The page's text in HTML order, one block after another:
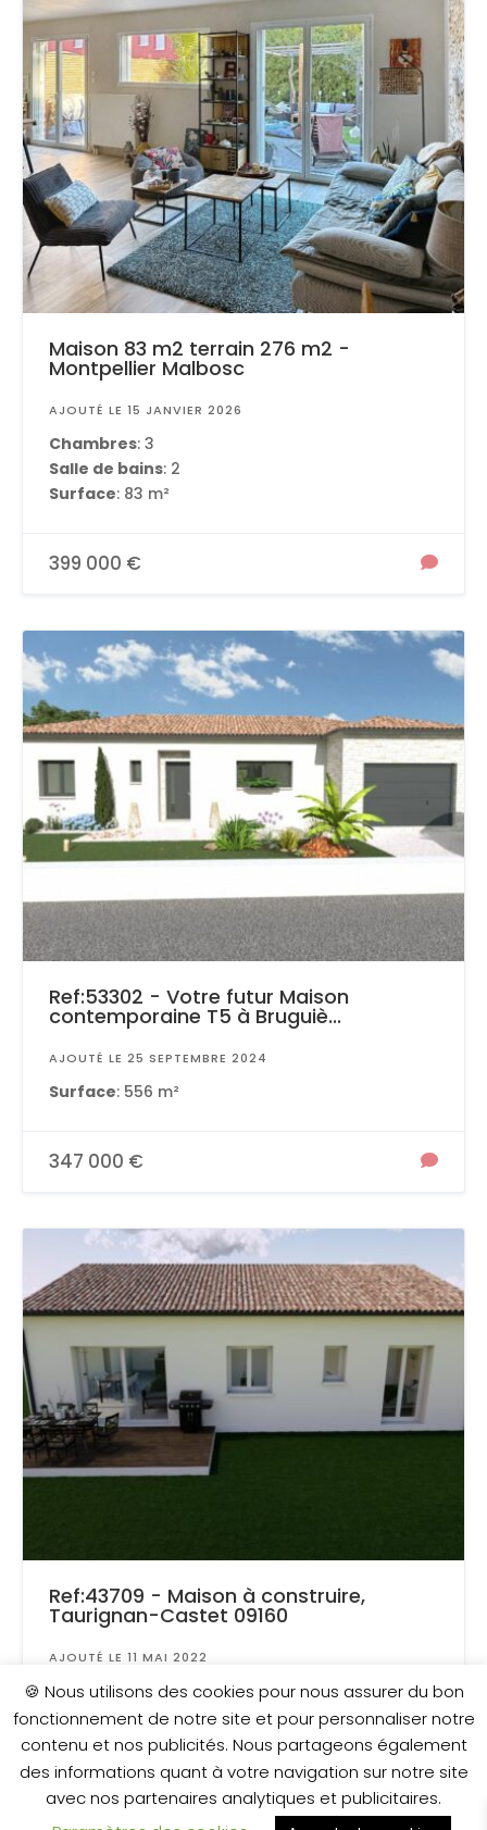
Maison 83 m2 terrain 276 m2 -
Montpellier Malbosc
AJOUTÉ LE 15 JANVIER 2026
Chambres: 3
Salle de bains: 2
Surface: 83 m²
399 000 €
Ref:53302 - Votre futur Maison
contemporaine T5 à Bruguiè...
AJOUTÉ LE 25 SEPTEMBRE 2024
Surface: 556 m²
347 000 €
Ref:43709 - Maison à construire,
Taurignan-Castet 09160
AJOUTÉ LE 11 MAI 2022
Surface: 20 000 m²
245 600 €
🍪 Nous utilisons des cookies pour nous assurer du bon
fonctionnement de notre site et pour personnaliser notre
contenu et nos publicités. Nous partageons également
des informations quant à votre navigation sur notre site
avec nos partenaires analytiques et publicitaires.